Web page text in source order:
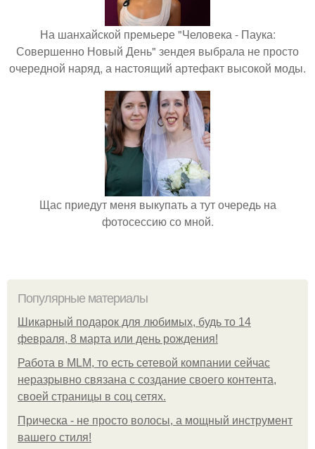
На шанхайской премьере "Человека - Паука:
Совершенно Новый День" зендея выбрала не просто
очередной наряд, а настоящий артефакт высокой моды.
Щас приедут меня выкупать а тут очередь на
фотосессию со мной.
Популярные материалы
Шикарный подарок для любимых, будь то 14
февраля, 8 марта или день рождения!
Работа в MLM, то есть сетевой компании сейчас
неразрывно связана с создание своего контента,
своей страницы в соц сетях.
Прическа - не просто волосы, а мощный инструмент
вашего стиля!